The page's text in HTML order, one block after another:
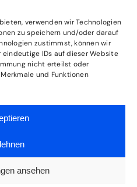
verwenden wir Technologien
zu speichern und/oder darauf
zustimmst, können wir
IDs auf dieser Website
nicht erteilst oder
und Funktionen
ansehen